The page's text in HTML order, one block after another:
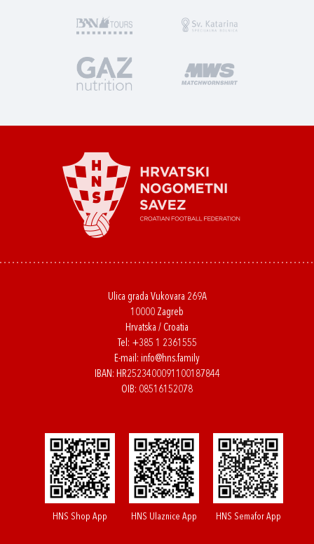
Ulica grada Vukovara 269A
10000 Zagreb
Hrvatska / Croatia
Tel: +385 1 2361555
E-mail: info@hns.family
IBAN: HR2523400091100187844
OIB: 08516152078
HNS Shop App HNS Ulaznice App HNS Semafor App